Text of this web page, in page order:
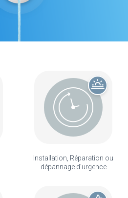
Installation, Réparation ou
dépannage d'urgence